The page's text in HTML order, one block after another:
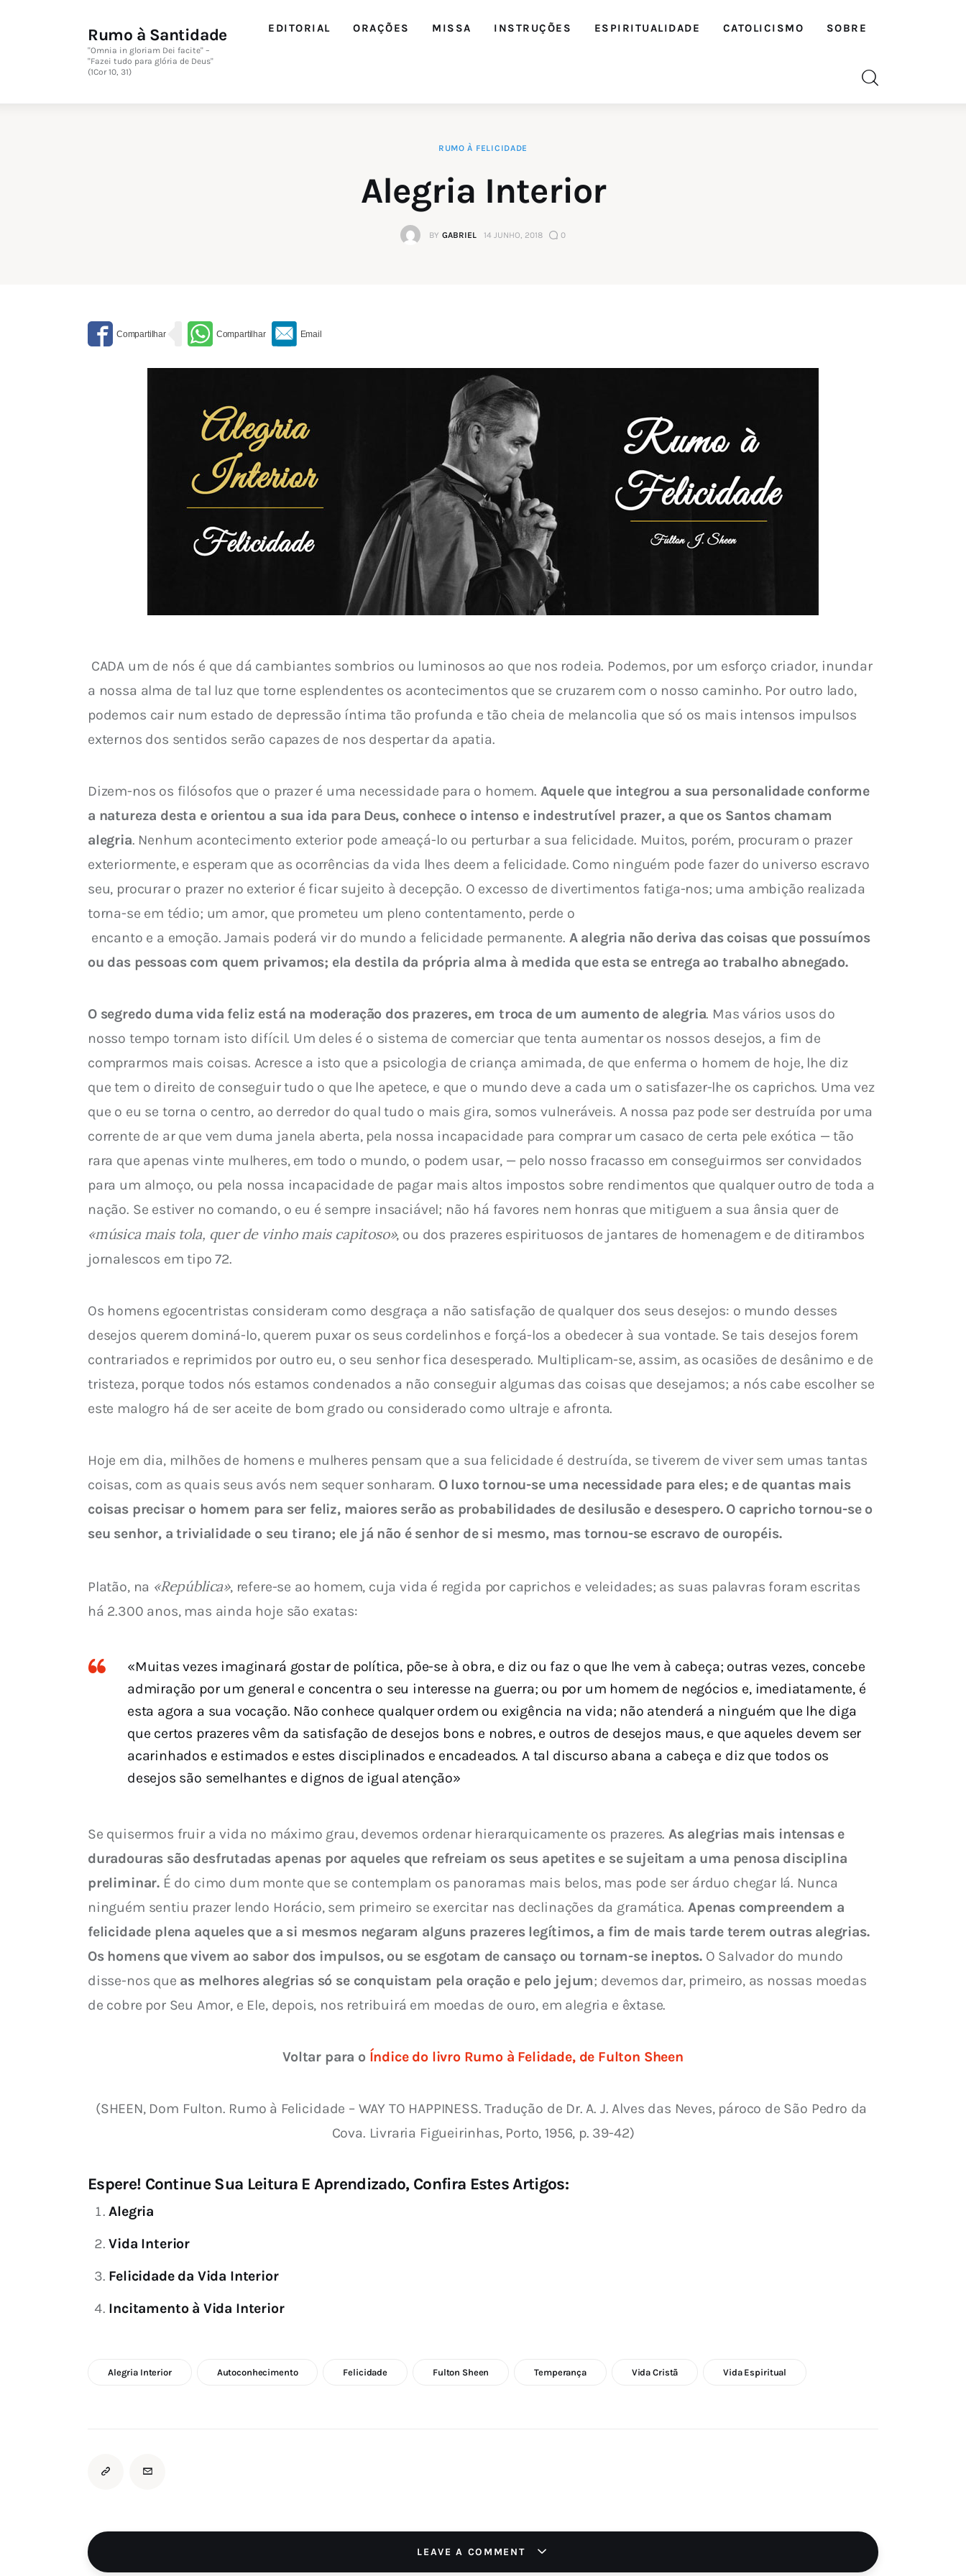
Rumo à Santidade
"Omnia in gloriam Dei facite" –
"Fazei tudo para glória de Deus"
(1Cor 10, 31)
EDITORIAL ORAÇÕES MISSA INSTRUÇÕES ESPIRITUALIDADE CATOLICISMO SOBRE
RUMO À FELICIDADE
Alegria Interior
BY GABRIEL 14 JUNHO, 2018 0
a nossa alma de tal luz que torne esplendentes os acontecimentos que se cruzarem com o nosso caminho. Por outro lado,
podemos cair num estado de depressão íntima tão profunda e tão cheia de melancolia que só os mais intensos impulsos
externos dos sentidos serão capazes de nos despertar da apatia.
Dizem-nos os filósofos que o prazer é uma necessidade para o homem. Aquele que integrou a sua personalidade conforme
a natureza desta e orientou a sua ida para Deus, conhece o intenso e indestrutível prazer, a que os Santos chamam
alegria. Nenhum acontecimento exterior pode ameaçá-lo ou perturbar a sua felicidade. Muitos, porém, procuram o prazer
exteriormente, e esperam que as ocorrências da vida lhes deem a felicidade. Como ninguém pode fazer do universo escravo
seu, procurar o prazer no exterior é ficar sujeito à decepção. O excesso de divertimentos fatiga-nos; uma ambição realizada
torna-se em tédio; um amor, que prometeu um pleno contentamento, perde o
encanto e a emoção. Jamais poderá vir do mundo a felicidade permanente. A alegria não deriva das coisas que possuímos
ou das pessoas com quem privamos; ela destila da própria alma à medida que esta se entrega ao trabalho abnegado.
O segredo duma vida feliz está na moderação dos prazeres, em troca de um aumento de alegria. Mas vários usos do
nosso tempo tornam isto difícil. Um deles é o sistema de comerciar que tenta aumentar os nossos desejos, a fim de
comprarmos mais coisas. Acresce a isto que a psicologia de criança amimada, de que enferma o homem de hoje, lhe diz
que tem o direito de conseguir tudo o que lhe apetece, e que o mundo deve a cada um o satisfazer-lhe os caprichos. Uma vez
que o eu se torna o centro, ao derredor do qual tudo o mais gira, somos vulneráveis. A nossa paz pode ser destruída por uma
corrente de ar que vem duma janela aberta, pela nossa incapacidade para comprar um casaco de certa pele exótica — tão
rara que apenas vinte mulheres, em todo o mundo, o podem usar, — pelo nosso fracasso em conseguirmos ser convidados
para um almoço, ou pela nossa incapacidade de pagar mais altos impostos sobre rendimentos que qualquer outro de toda a
nação. Se estiver no comando, o eu é sempre insaciável; não há favores nem honras que mitiguem a sua ânsia quer de
«música mais tola, quer de vinho mais capitoso», ou dos prazeres espirituosos de jantares de homenagem e de ditirambos
jornalescos em tipo 72.
Os homens egocentristas consideram como desgraça a não satisfação de qualquer dos seus desejos: o mundo desses
desejos querem dominá-lo, querem puxar os seus cordelinhos e forçá-los a obedecer à sua vontade. Se tais desejos forem
contrariados e reprimidos por outro eu, o seu senhor fica desesperado. Multiplicam-se, assim, as ocasiões de desânimo e de
tristeza, porque todos nós estamos condenados a não conseguir algumas das coisas que desejamos; a nós cabe escolher se
este malogro há de ser aceite de bom grado ou considerado como ultraje e afronta.
Hoje em dia, milhões de homens e mulheres pensam que a sua felicidade é destruída, se tiverem de viver sem umas tantas
coisas, com as quais seus avós nem sequer sonharam. O luxo tornou-se uma necessidade para eles; e de quantas mais
coisas precisar o homem para ser feliz, maiores serão as probabilidades de desilusão e desespero. O capricho tornou-se o
seu senhor, a trivialidade o seu tirano; ele já não é senhor de si mesmo, mas tornou-se escravo de ouropéis.
Platão, na «República», refere-se ao homem, cuja vida é regida por caprichos e veleidades; as suas palavras foram escritas
há 2.300 anos, mas ainda hoje são exatas:
«Muitas vezes imaginará gostar de política, põe-se à obra, e diz ou faz o que lhe vem à cabeça; outras vezes, concebe
admiração por um general e concentra o seu interesse na guerra; ou por um homem de negócios e, imediatamente, é
esta agora a sua vocação. Não conhece qualquer ordem ou exigência na vida; não atenderá a ninguém que lhe diga
que certos prazeres vêm da satisfação de desejos bons e nobres, e outros de desejos maus, e que aqueles devem ser
acarinhados e estimados e estes disciplinados e encadeados. A tal discurso abana a cabeça e diz que todos os
desejos são semelhantes e dignos de igual atenção»
Se quisermos fruir a vida no máximo grau, devemos ordenar hierarquicamente os prazeres. As alegrias mais intensas e
duradouras são desfrutadas apenas por aqueles que refreiam os seus apetites e se sujeitam a uma penosa disciplina
preliminar. É do cimo dum monte que se contemplam os panoramas mais belos, mas pode ser árduo chegar lá. Nunca
ninguém sentiu prazer lendo Horácio, sem primeiro se exercitar nas declinações da gramática. Apenas compreendem a
felicidade plena aqueles que a si mesmos negaram alguns prazeres legítimos, a fim de mais tarde terem outras alegrias.
Os homens que vivem ao sabor dos impulsos, ou se esgotam de cansaço ou tornam-se ineptos. O Salvador do mundo
disse-nos que as melhores alegrias só se conquistam pela oração e pelo jejum; devemos dar, primeiro, as nossas moedas
de cobre por Seu Amor, e Ele, depois, nos retribuirá em moedas de ouro, em alegria e êxtase.
Voltar para o Índice do livro Rumo à Felidade, de Fulton Sheen
(SHEEN, Dom Fulton. Rumo à Felicidade – WAY TO HAPPINESS. Tradução de Dr. A. J. Alves das Neves, pároco de São Pedro da
Cova. Livraria Figueirinhas, Porto, 1956, p. 39-42)
Espere! Continue Sua Leitura E Aprendizado, Confira Estes Artigos:
Alegria
Vida Interior
Felicidade da Vida Interior
Incitamento à Vida Interior
Alegria Interior Autoconhecimento Felicidade Fulton Sheen Temperança Vida Cristã Vida Espiritual
LEAVE A COMMENT